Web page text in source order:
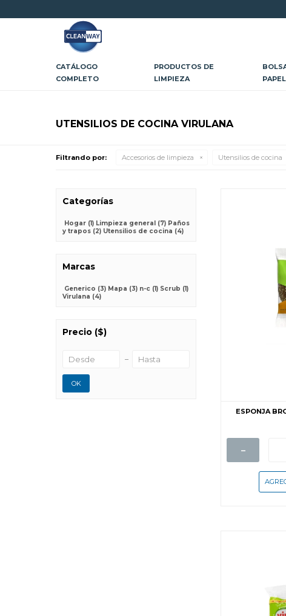
CATÁLOGO
COMPLETO
PRODUCTOS DE
LIMPIEZA
UTENSILIOS DE COCINA VIRULANA
Filtrando por: Accesorios de limpieza Utensilios de cocina
ESPONJA
-
Categorías
Hogar (1) Limpieza general (7) Paños
y trapos (2) Utensilios de cocina (4)
Marcas
Generico (3) Mapa (3) n-c (1) Scrub (1)
Virulana (4)
Precio ($)
OK